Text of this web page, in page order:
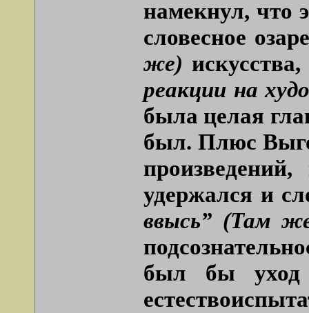
намекнул, что
словесное
же)
реакции на
была целая
был. Плюс
удержался и
ввысь” (Там
был бы уход